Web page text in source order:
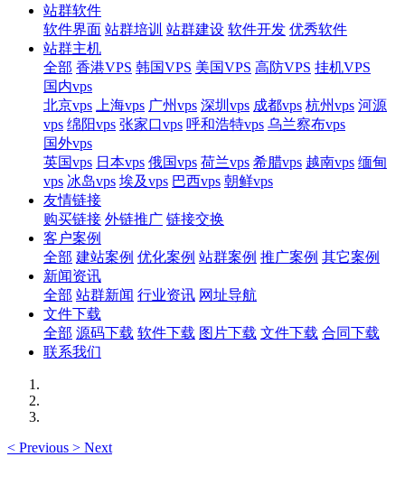
站群软件
软件界面 站群培训 站群建设 软件开发 优秀软件
站群主机
全部 香港VPS 韩国VPS 美国VPS 高防VPS 挂机VPS
国内vps
北京vps
上海vps 广州vps 深圳vps 成都vps 杭州vps 河源
vps 绵阳vps 张家口vps 呼和浩特vps 乌兰察布vps
国外vps
英国vps 日本vps 俄国vps 荷兰vps 希腊vps 越南vps 缅甸
vps 冰岛vps 埃及vps 巴西vps 朝鲜vps
友情链接
购买链接 外链推广 链接交换
客户案例
全部 建站案例 优化案例 站群案例 推广案例 其它案例
新闻资讯
全部 站群新闻 行业资讯 网址导航
文件下载
全部 源码下载 软件下载 图片下载 文件下载 合同下载
联系我们
< Previous > Next